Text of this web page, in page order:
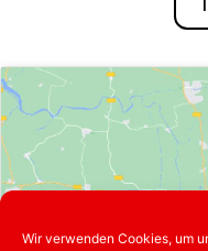
Wir verwenden Cookies, um